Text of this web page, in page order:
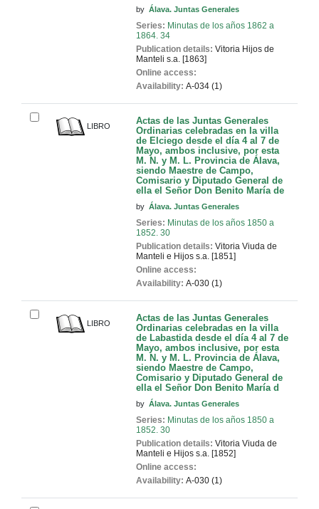
by Álava. Juntas Generales
Series: Minutas de los años 1862 a
1864. 34
Publication details: Vitoria Hijos de
Manteli s.a. [1863]
Online access:
Availability: A-034 (1)
LIBRO
Actas de las Juntas Generales
Ordinarias celebradas en la villa
de Elciego desde el día 4 al 7 de
Mayo, ambos inclusive, por esta
M. N. y M. L. Provincia de Álava,
siendo Maestre de Campo,
Comisario y Diputado General de
ella el Señor Don Benito María de
by Álava. Juntas Generales
Series: Minutas de los años 1850 a
1852. 30
Publication details: Vitoria Viuda de
Manteli e Hijos s.a. [1851]
Online access:
Availability: A-030 (1)
LIBRO
Actas de las Juntas Generales
Ordinarias celebradas en la villa
de Labastida desde el día 4 al 7 de
Mayo, ambos inclusive, por esta
M. N. y M. L. Provincia de Álava,
siendo Maestre de Campo,
Comisario y Diputado General de
ella el Señor Don Benito María d
by Álava. Juntas Generales
Series: Minutas de los años 1850 a
1852. 30
Publication details: Vitoria Viuda de
Manteli e Hijos s.a. [1852]
Online access:
Availability: A-030 (1)